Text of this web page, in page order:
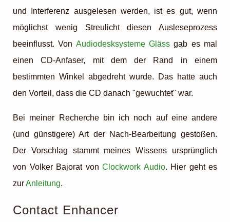
und Interferenz ausgelesen werden, ist es gut, wenn
möglichst wenig Streulicht diesen Ausleseprozess
beeinflusst. Von Audiodesksysteme Gläss gab es mal
einen CD-Anfaser, mit dem der Rand in einem
bestimmten Winkel abgedreht wurde. Das hatte auch
den Vorteil, dass die CD danach "gewuchtet" war.
Bei meiner Recherche bin ich noch auf eine andere
(und günstigere) Art der Nach-Bearbeitung gestoßen.
Der Vorschlag stammt meines Wissens ursprünglich
von Volker Bajorat von Clockwork Audio. Hier geht es
zurAnleitung.
Contact Enhancer